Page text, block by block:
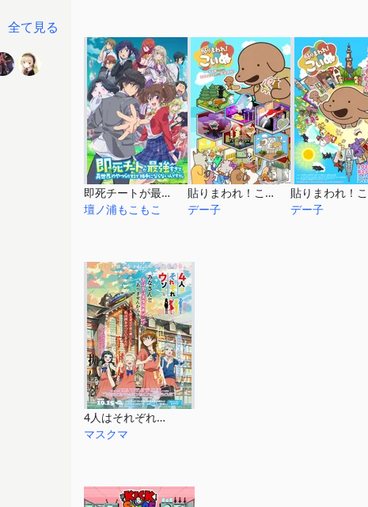
全て見る
即死チートが最強すぎて、異世界のやつらがまるで相手にならないんですが。
壇ノ浦もこもこ
貼りまわれ！こいぬ
デー子
デー子
4人はそれぞれウソをつく
マスクマ